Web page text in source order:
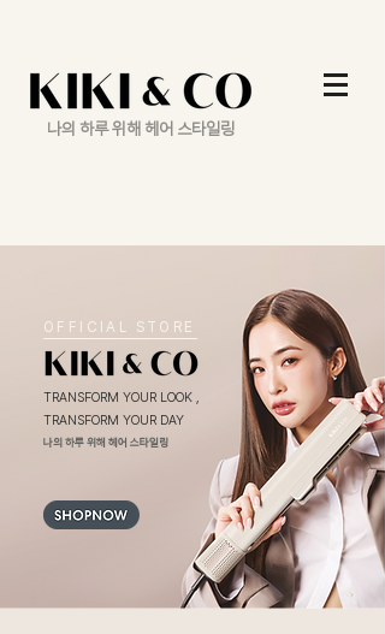
나의 하루 위해 헤어 스타일링
OFFICIAL STORE
TRANSFORM YOUR LOOK ,
TRANSFORM YOUR DAY
나의 하루 위해 헤어 스타일링